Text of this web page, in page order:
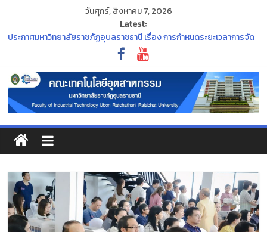
วันศุกร์, สิงหาคม 7, 2026
Latest:
ประกาศมหาวิทยาลัยราชภัฏอุบลราชธานี เรื่อง การกำหนดระยะเวลาการจัด
กิจกรรมเตรียมความพร้อมนักศึกษาใหม่ ประจำปีการศึกษา ๒๕๖๙
ประกาศ กองทุน กยศ. จะปิดระบบการยื่นขอกู้ยืมเงิน DSL รายเก่า ชั้นปีที่ 2-4
ภายในวันที่ 30 มิถุนายน 2569 นี้
“พิธีไหว้ครู ประจำปีการศึกษา ๒๕๖๙”
ร่วมสืบสานและอนุรักษ์ศิลปวัฒนธรรมอันทรงคุณค่าของจังหวัด
อุบลราชธานี ในงาน ประเพณีแห่เทียนพรรษา
ขอแสดงความยินดีแก่คณาจารย์ที่สภามหาวิทยาลัยมีมติแต่งตั้งให้ดำรง
ตำแหน่งทางวิชาการ